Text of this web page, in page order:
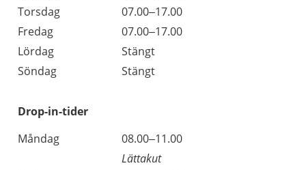
Torsdag
07.00–17.00
Fredag
07.00–17.00
Lördag
Stängt
Söndag
Stängt
Drop-in-tider
Måndag
08.00–11.00
Lättakut